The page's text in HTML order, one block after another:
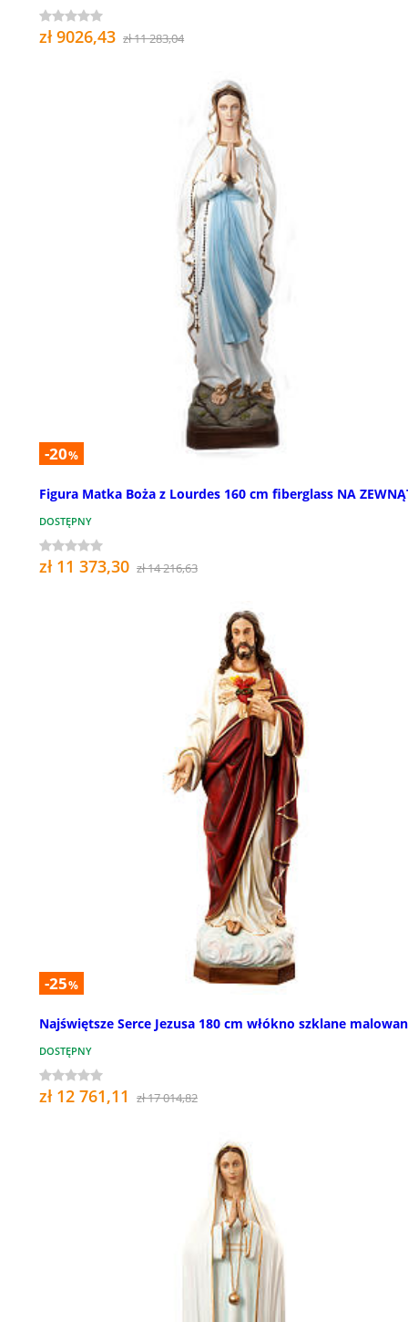
zł 9026,43 zł 11 283,04
-20%
Figura Matka Boża z Lourdes 160 cm fiberglass NA
DOSTĘPNY
zł 11 373,30 zł 14 216,63
-25%
Najświętsze Serce Jezusa 180 cm włókno szklane
DOSTĘPNY
zł 12 761,11 zł 17 014,82